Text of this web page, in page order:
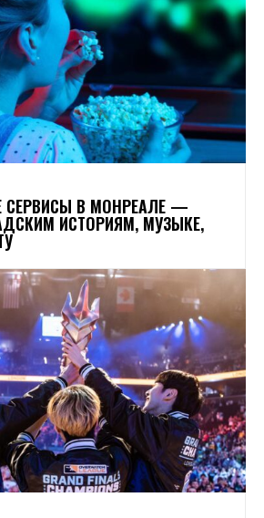
СЕРВИСЫ В МОНРЕАЛЕ —
ИСТОРИЯМ, МУЗЫКЕ,